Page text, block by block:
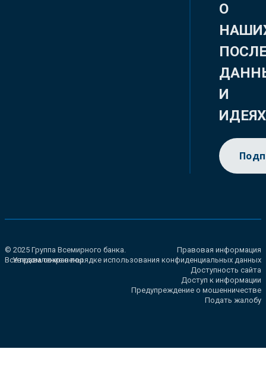
О
И
ИДЕЯХ
© 2025 Группа Всемирного банка.
Все права сохранены.
Правовая информация
Уведомление о порядке использования конфиденциальных данных
Доступность сайта
Доступ к информации
Предупреждение о мошенничестве
Подать жалобу